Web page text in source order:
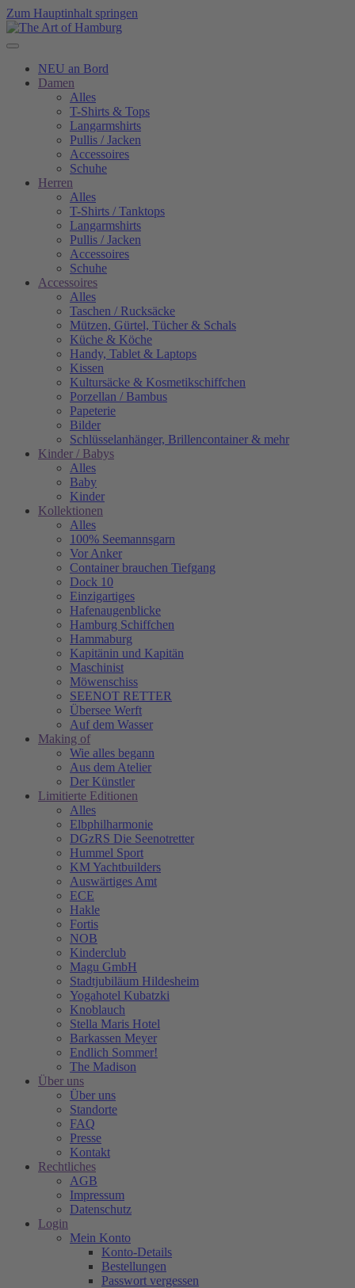
Zum Hauptinhalt springen
NEU an Bord
Damen
Alles
T-Shirts & Tops
Langarmshirts
Pullis / Jacken
Accessoires
Schuhe
Herren
Alles
T-Shirts / Tanktops
Langarmshirts
Pullis / Jacken
Accessoires
Schuhe
Accessoires
Alles
Taschen / Rucksäcke
Mützen, Gürtel, Tücher & Schals
Küche & Köche
Handy, Tablet & Laptops
Kissen
Kultursäcke & Kosmetikschiffchen
Porzellan / Bambus
Papeterie
Bilder
Schlüsselanhänger, Brillencontainer & mehr
Kinder / Babys
Alles
Baby
Kinder
Kollektionen
Alles
100% Seemannsgarn
Vor Anker
Container brauchen Tiefgang
Dock 10
Einzigartiges
Hafenaugen­blicke
Hamburg Schiffchen
Hammaburg
Kapitänin und Kapitän
Maschinist
Möwenschiss
SEENOT RETTER
Übersee Werft
Auf dem Wasser
Making of
Wie alles begann
Aus dem Atelier
Der Künstler
Limitierte Editionen
Alles
Elbphilharmonie
DGzRS Die Seenotretter
Hummel Sport
KM Yachtbuilders
Auswärtiges Amt
ECE
Hakle
Fortis
NOB
Kinderclub
Magu GmbH
Stadtjubiläum Hildesheim
Yogahotel Kubatzki
Knoblauch
Stella Maris Hotel
Barkassen Meyer
Endlich Sommer!
The Madison
Über uns
Über uns
Standorte
FAQ
Presse
Kontakt
Rechtliches
AGB
Impressum
Datenschutz
Login
Mein Konto
Konto-Details
Bestellungen
Passwort vergessen